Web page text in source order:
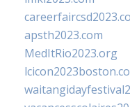
apsth2023.com
MedItRio2023.org